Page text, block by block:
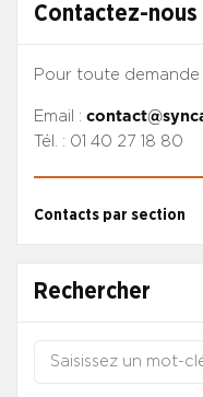
Contactez-nous
Pour toute demande
Email :
Tél. : 01 40 27 18 80
Contacts par section
Rechercher